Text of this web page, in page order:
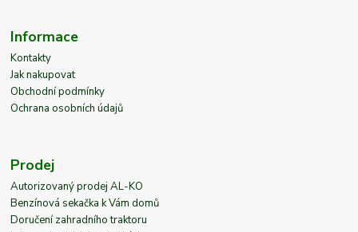
Informace
Kontakty
Jak nakupovat
Obchodní podmínky
Ochrana osobních údajů
Prodej
Autorizovaný prodej AL-KO
Benzínová sekačka k Vám domů
Doručení zahradního traktoru